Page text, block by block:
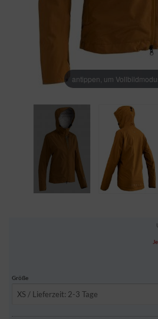
antippen, um
Größe
XS / Lieferzeit: 2-3 Tage